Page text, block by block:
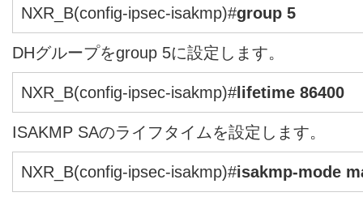
NXR_B(config-ipsec-isakmp)#group 5
DHグループをgroup 5に設定します。
NXR_B(config-ipsec-isakmp)#lifetime 86400
ISAKMP SAのライフタイムを設定します。
NXR_B(config-ipsec-isakmp)#isakmp-mode